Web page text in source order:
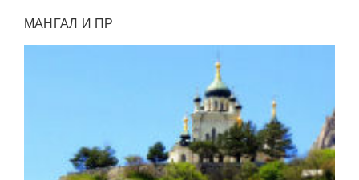
МАНГАЛ И ПР